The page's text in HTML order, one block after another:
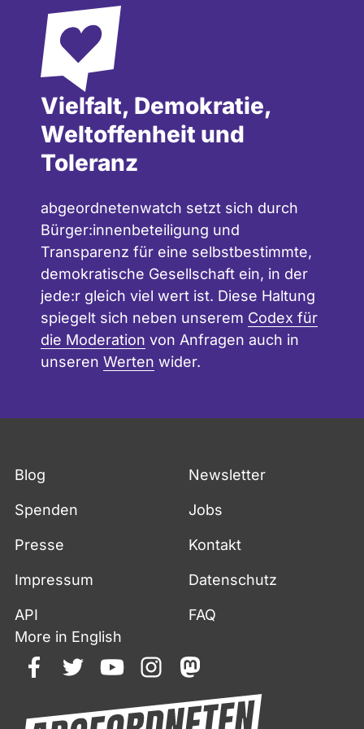
Vielfalt, Demokratie,
Weltoffenheit und
Toleranz
abgeordnetenwatch setzt sich durch
Bürger:innenbeteiligung und
Transparenz für eine selbstbestimmte,
demokratische Gesellschaft ein, in der
jede:r gleich viel wert ist. Diese Haltung
spiegelt sich neben unserem Codex für
die Moderation von Anfragen auch in
unseren Werten wider.
Blog Newsletter
Spenden Jobs
Presse Kontakt
Impressum Datenschutz
API
FAQ
More in English
facebooktwitteryoutubeinstagrammastodon